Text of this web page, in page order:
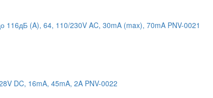
116дБ (A), 64, 110/230V AC, 30mA (max), 70mA PNV-0021
DC, 16mA, 45mA, 2A PNV-0022